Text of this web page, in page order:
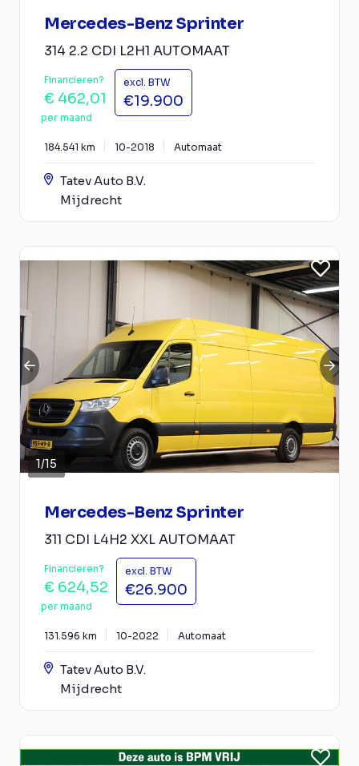
Mercedes-Benz Sprinter
314 2.2 CDI L2H1 AUTOMAAT
Financieren?
€ 462,01
per maand
excl. BTW
€19.900
184.541 km 10-2018 Automaat
Tatev Auto B.V.
Mijdrecht
1/15
Mercedes-Benz Sprinter
311 CDI L4H2 XXL AUTOMAAT
Financieren?
€ 624,52
per maand
excl. BTW
€26.900
131.596 km 10-2022 Automaat
Tatev Auto B.V.
Mijdrecht